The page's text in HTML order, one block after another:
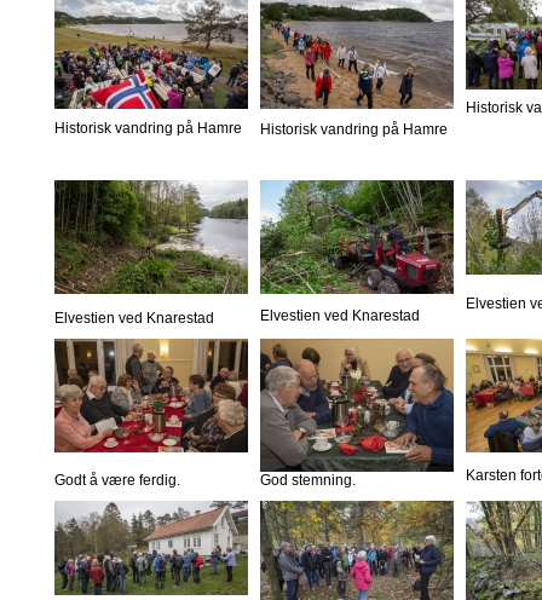
Historisk vandring på Hamre Historisk vandring på Hamre
Historisk
Elvestien ved Knarestad Elvestien ved Knarestad
Elvestien
Godt å være ferdig. God stemning. Karsten